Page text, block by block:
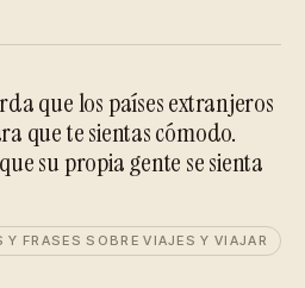
que los países extranjeros
que te sientas cómodo.
su propia gente se sienta
Y FRASES SOBRE VIAJES Y VIAJAR